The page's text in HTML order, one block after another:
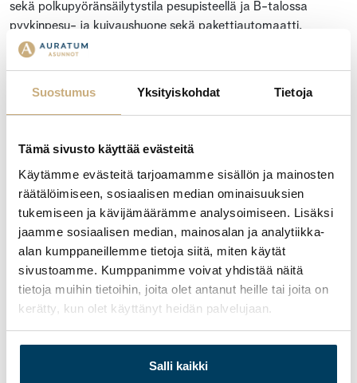
Suostumus Yksityiskohdat Tietoja
Tämä sivusto käyttää evästeitä
Käytämme evästeitä tarjoamamme sisällön ja mainosten
räätälöimiseen, sosiaalisen median ominaisuuksien
tukemiseen ja kävijämäärämme analysoimiseen. Lisäksi
jaamme sosiaalisen median, mainosalan ja analytiikka-
alan kumppaneillemme tietoja siitä, miten käytät
sivustoamme. Kumppanimme voivat yhdistää näitä
tietoja muihin tietoihin, joita olet antanut heille tai joita on
kerätty, kun olet käyttänyt heidän palvelujaan.
Salli kaikki
sekä polkupyöränsäilytystila pesupisteellä ja B-talossa
pyykinpesu- ja kuivaushuone sekä pakettiautomaatti.
Solarikseen on sisustussuunnittelija laatinut kolme konseptia:
Yhtiön asunnot ovat valmistuneet keväällä 2024. Kohteen
maksaa myymättömien asuntojen hoito- ja
pääomavastikkeet kohteen valmistumisen jälkeen niin kauan,
kunnes asunnot on myyty. Muut osakkeenomistajat eivät
joudu osallistumaan näihin kuluihin.
LISÄTETOJA KOHTEESTA JA MUISTA MYYTÄVISTÄ
ASUNNOISTA:
www.solarisnaantali.fi.
Ota yhteyttä, kerron mielelläni lisää!
Päivi Tausa puh. 0400 755 258